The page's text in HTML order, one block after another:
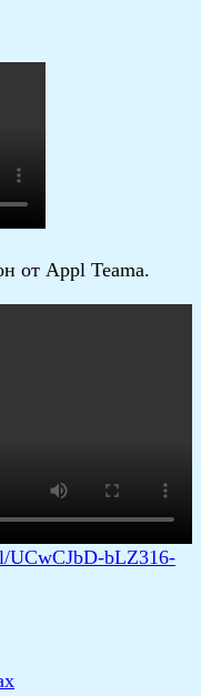
от Appl Teama.
UCwCJbD-bLZ316-